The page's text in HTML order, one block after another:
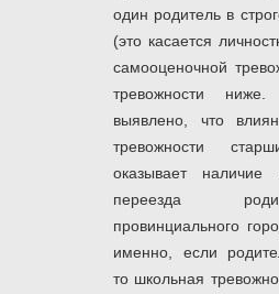
один родитель в
(это касается
самооценочной
тревожности ниже.
выявлено, что
тревожности
оказывает наличие
переезда
провинциального
именно, если
то школьная